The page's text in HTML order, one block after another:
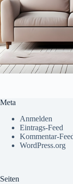
Meta
Anmelden
Eintrags-Feed
Kommentar-
WordPress.org
Seiten